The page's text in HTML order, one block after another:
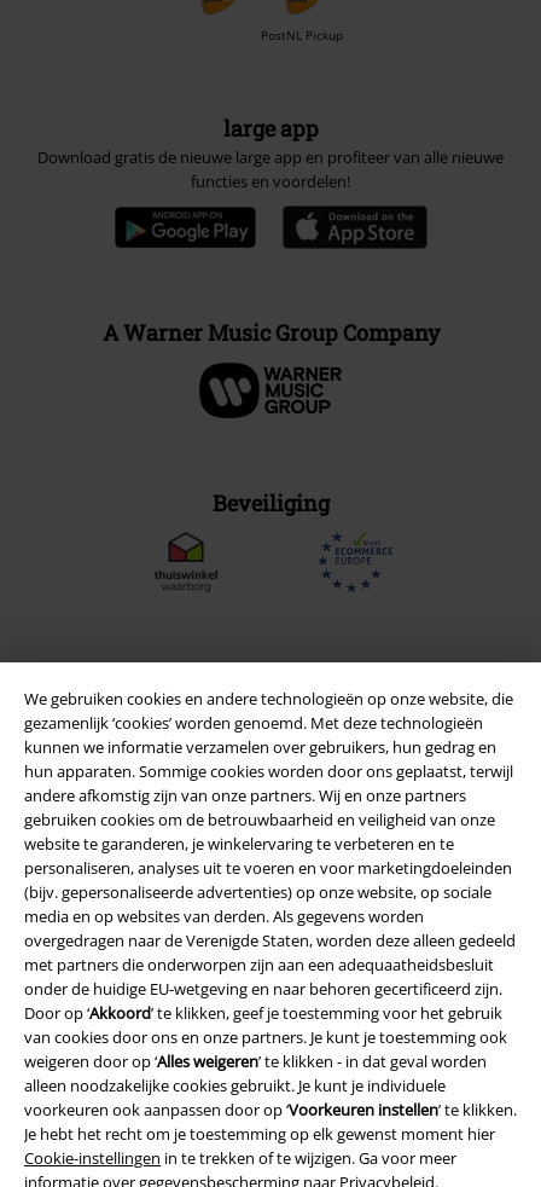
We gebruiken cookies en andere technologieën op onze website, die
gezamenlijk ‘cookies’ worden genoemd. Met deze technologieën
kunnen we informatie verzamelen over gebruikers, hun gedrag en
hun apparaten. Sommige cookies worden door ons geplaatst, terwijl
andere afkomstig zijn van onze partners. Wij en onze partners
gebruiken cookies om de betrouwbaarheid en veiligheid van onze
website te garanderen, je winkelervaring te verbeteren en te
personaliseren, analyses uit te voeren en voor marketingdoeleinden
(bijv. gepersonaliseerde advertenties) op onze website, op sociale
media en op websites van derden. Als gegevens worden
overgedragen naar de Verenigde Staten, worden deze alleen gedeeld
met partners die onderworpen zijn aan een adequaatheidsbesluit
onder de huidige EU-wetgeving en naar behoren gecertificeerd zijn.
Door op ‘Akkoord’ te klikken, geef je toestemming voor het gebruik
van cookies door ons en onze partners. Je kunt je toestemming ook
weigeren door op ‘Alles weigeren’ te klikken - in dat geval worden
alleen noodzakelijke cookies gebruikt. Je kunt je individuele
voorkeuren ook aanpassen door op ‘Voorkeuren instellen’ te klikken.
Je hebt het recht om je toestemming op elk gewenst moment hier
Cookie-instellingen in te trekken of te wijzigen. Ga voor meer
informatie over gegevensbescherming naar Privacybeleid.
PostNL Pickup
large app
Download gratis de nieuwe large app en profiteer van alle nieuwe
functies en voordelen!
A Warner Music Group Company
Beveiliging
Legal
Algemene Voorwaarden
Bedrijfsgegevens
Privacyverklaring
Verklaring van conformiteit
Informatie over toegankelijkheid
Cookie-instellingen